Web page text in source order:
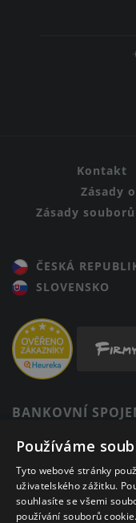
Kontakt
Zásady
Zásady
ČESKÁ
SLOVENSKO
BANKOVNÍ
Komerční banka
IBAN:
BIC: KOMBCZPPXXX
Používáme
Tyto webové stránky
uživatelského zážitku.
souhlasíte se všemi
používání souborů cookie.